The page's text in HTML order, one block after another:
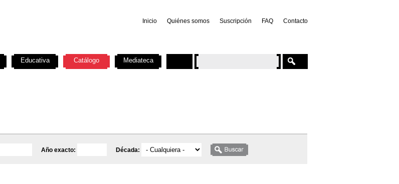
Inicio Quiénes somos Suscripción FAQ Contacto
Año exacto: Década:
Educativa Catálogo Mediateca